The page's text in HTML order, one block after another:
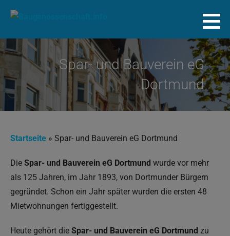
Inhalt
Spar- und Bauverein eG
Dortmund
Startseite » Spar- und Bauverein eG Dortmund
Die Spar- und Bauverein eG Dortmund wurde vor mehr
als 125 Jahren, im Jahr 1893, von Dortmunder Bürgern
gegründet. Schon ein Jahr später wurden die ersten 48
Mietwohnungen fertiggestellt.
Heute gehört die Spar- und Bauverein eG Dortmund zu